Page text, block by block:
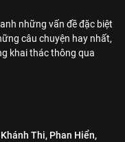
những vấn đề đặc biệt
câu chuyện hay nhất,
khai thác thông qua
Khánh Thi, Phan Hiển,